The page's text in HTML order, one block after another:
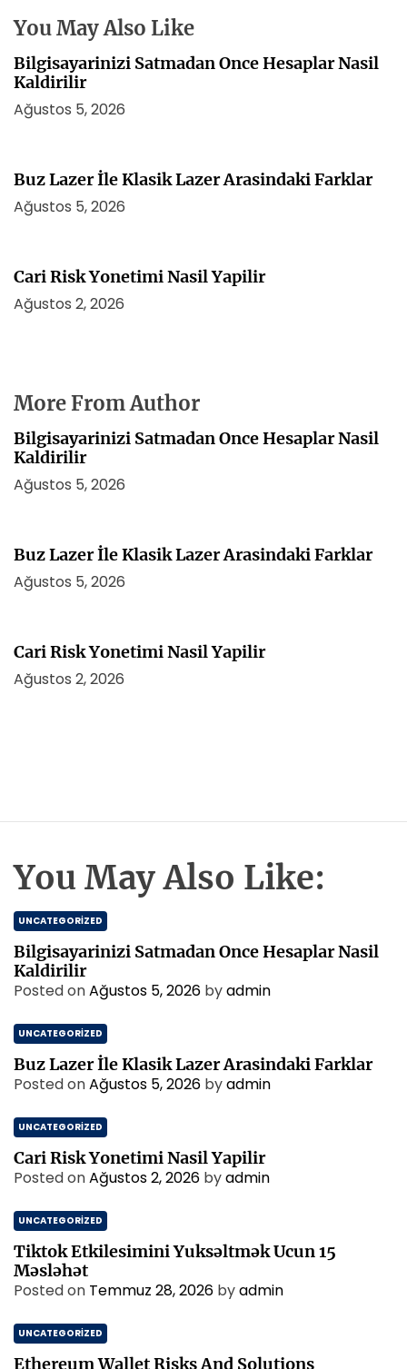
You May Also Like
Bilgisayarinizi Satmadan Once Hesaplar Nasil
Kaldirilir
Ağustos 5, 2026
Buz Lazer İle Klasik Lazer Arasindaki Farklar
Ağustos 5, 2026
Cari Risk Yonetimi Nasil Yapilir
Ağustos 2, 2026
More From Author
Bilgisayarinizi Satmadan Once Hesaplar Nasil
Kaldirilir
Ağustos 5, 2026
Buz Lazer İle Klasik Lazer Arasindaki Farklar
Ağustos 5, 2026
Cari Risk Yonetimi Nasil Yapilir
Ağustos 2, 2026
You May Also Like:
UNCATEGORIZED
Bilgisayarinizi Satmadan Once Hesaplar Nasil
Kaldirilir
Posted onAğustos 5, 2026 byadmin
UNCATEGORIZED
Buz Lazer İle Klasik Lazer Arasindaki Farklar
Posted onAğustos 5, 2026 byadmin
UNCATEGORIZED
Cari Risk Yonetimi Nasil Yapilir
Posted onAğustos 2, 2026 byadmin
UNCATEGORIZED
Tiktok Etkilesimini Yuksəltmək Ucun 15
Məsləhət
Posted on Temmuz 28, 2026 byadmin
UNCATEGORIZED
Ethereum Wallet Risks And Solutions